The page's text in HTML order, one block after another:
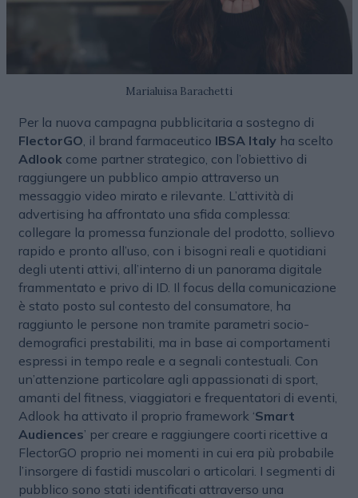
Marialuisa Barachetti
Per la nuova campagna pubblicitaria a sostegno di
FlectorGO , il brand farmaceutico IBSA Italyha scelto
Adlook come partner strategico, con l’obiettivo di
raggiungere un pubblico ampio attraverso un
messaggio video mirato e rilevante. L’attività di
advertising ha affrontato una sfida complessa:
collegare la promessa funzionale del prodotto, sollievo
rapido e pronto all’uso, con i bisogni reali e quotidiani
degli utenti attivi, all’interno di un panorama digitale
frammentato e privo di ID. Il focus della comunicazione
è stato posto sul contesto del consumatore, ha
raggiunto le persone non tramite parametri socio-
demografici prestabiliti, ma in base ai comportamenti
espressi in tempo reale e a segnali contestuali. Con
un’attenzione particolare agli appassionati di sport,
amanti del fitness, viaggiatori e frequentatori di eventi,
Adlook ha attivato il proprio framework ‘Smart
Audiences’ per creare e raggiungere coorti ricettive a
FlectorGO proprio nei momenti in cui era più probabile
l’insorgere di fastidi muscolari o articolari. I segmenti di
pubblico sono stati identificati attraverso una